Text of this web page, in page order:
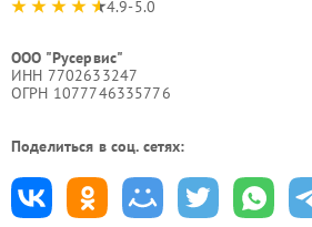
4.9-5.0
ООО "Русервис"
ИНН 7702633247
ОГРН 1077746335776
Поделиться в соц. сетях: